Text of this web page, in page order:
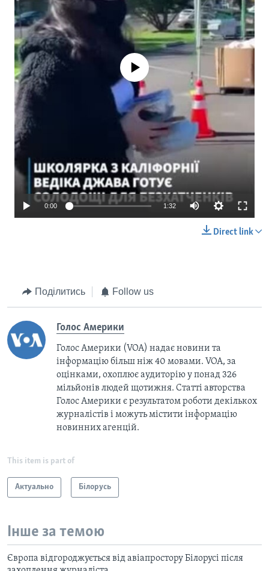
No media source currently available
0:00 1:32
Direct link
Поділитись Follow us
Голос Америки
Голос Америки (VOA) надає новини та
інформацію більш ніж 40 мовами. VOA, за
оцінками, охоплює аудиторію у понад 326
мільйонів людей щотижня. Статті авторства
Голос Америки є результатом роботи декількох
журналістів і можуть містити інформацію
новинних агенцій.
This item is part of
Актуально Білорусь
Інше за темою
Європа відгороджується від авіапростору Білорусі після